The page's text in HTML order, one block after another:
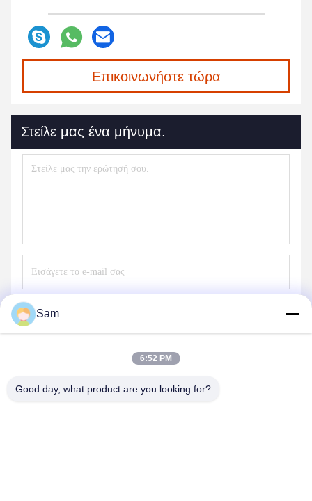
Επικοινωνήστε τώρα
Στείλε μας ένα μήνυμα.
Sam
6:52 PM
Good day, what product are you looking for?